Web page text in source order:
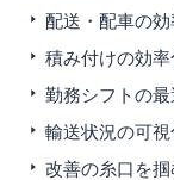
配送・配車の効
積み付けの効率
勤務シフトの最
輸送状況の可視
改善の糸口を掴